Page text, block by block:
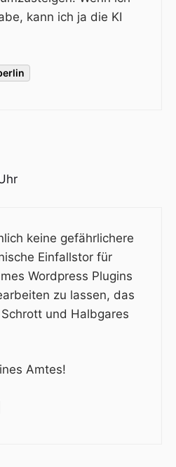
kann ich ja die KI
keine gefährlichere
Einfallstor für
Wordpress Plugins
zu lassen, das
und Halbgares
Amtes!